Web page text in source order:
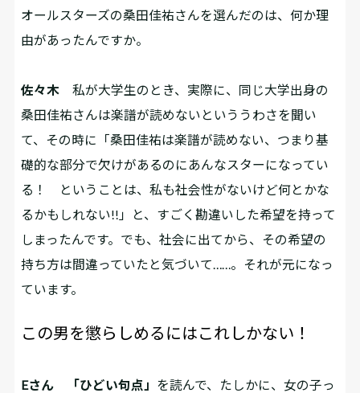
オールスターズの桑田佳祐さんを選んだのは、何か理
由があったんですか。
佐々木 私が大学生のとき、実際に、同じ大学出身の
桑田佳祐さんは楽譜が読めないといううわさを聞い
て、その時に「桑田佳祐は楽譜が読めない、つまり基
礎的な部分で欠けがあるのにあんなスターになってい
る！ ということは、私も社会性がないけど何とかな
るかもしれない!!」と、すごく勘違いした希望を持って
しまったんです。でも、社会に出てから、その希望の
持ち方は間違っていたと気づいて……。それが元になっ
ています。
この男を懲らしめるにはこれしかない！
Eさん 「ひどい句点」 を読んで、たしかに、女の子っ